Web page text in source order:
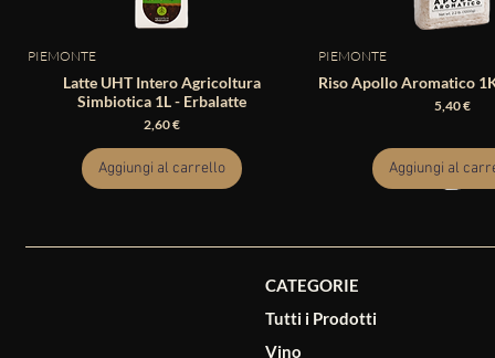
PIEMONTE
Latte UHT Intero Agricoltura
Simbiotica 1L - Erbalatte
Prezzo
2,60 €
Aggiungi al carrello
PIEMONTE
Riso Apollo Aromatico
Prezzo
5,40 €
Aggiungi al
CATEGORIE
Tutti i Prodotti
Vino